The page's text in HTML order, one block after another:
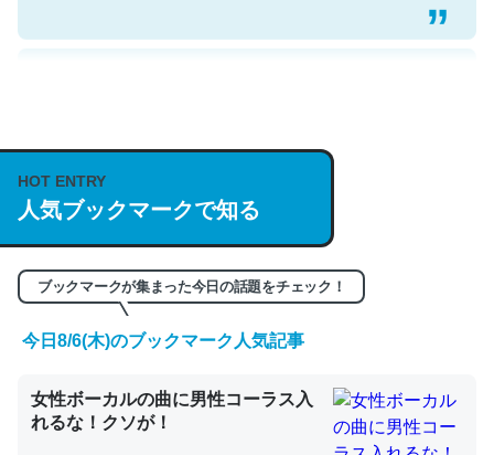
https://isobe324649.hatenablog.com/entry/2023/03/27
/064121
─GPTの仕組みと限界についての考察（１） - conceptualization
くらい。小説でいう「ずっと前の伏線」は回収されないけ
ど、短期記憶というには多い分量。進化すればするほど分
HOT ENTRY
人気ブックマークで知る
ブックマークが集まった今日の話題をチェック！
今日8/6(木)のブックマーク人気記事
女性ボーカルの曲に男性コーラス入
れるな！クソが！